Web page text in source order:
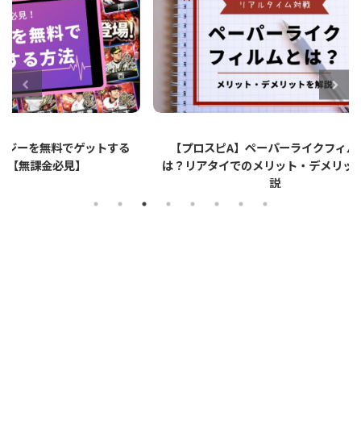
する
【プロスピA】ペーパーライクフィルムと
は？リアタイでのメリット・デメリットを解
【プ